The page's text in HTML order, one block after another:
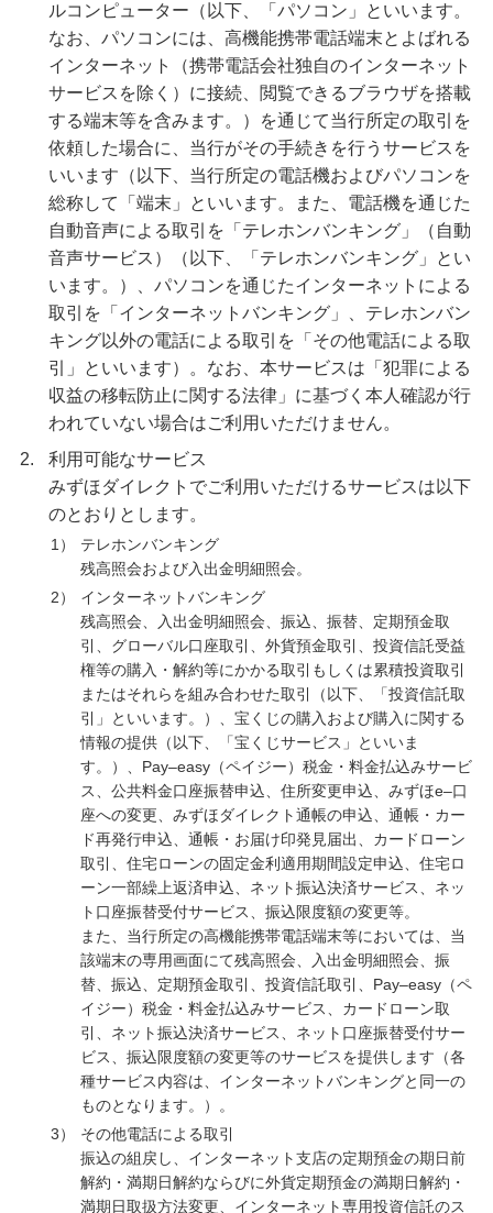
ルコンピューター（以下、「パソコン」といいます。
なお、パソコンには、高機能携帯電話端末とよばれる
インターネット（携帯電話会社独自のインターネット
サービスを除く）に接続、閲覧できるブラウザを搭載
する端末等を含みます。）を通じて当行所定の取引を
依頼した場合に、当行がその手続きを行うサービスを
いいます（以下、当行所定の電話機およびパソコンを
総称して「端末」といいます。また、電話機を通じた
自動音声による取引を「テレホンバンキング」（自動
音声サービス）（以下、「テレホンバンキング」とい
います。）、パソコンを通じたインターネットによる
取引を「インターネットバンキング」、テレホンバン
キング以外の電話による取引を「その他電話による取
引」といいます）。なお、本サービスは「犯罪による
収益の移転防止に関する法律」に基づく本人確認が行
われていない場合はご利用いただけません。
2.
利用可能なサービス
みずほダイレクトでご利用いただけるサービスは以下
のとおりとします。
1）
テレホンバンキング
残高照会および入出金明細照会。
2）
インターネットバンキング
残高照会、入出金明細照会、振込、振替、定期預金取
引、グローバル口座取引、外貨預金取引、投資信託受益
権等の購入・解約等にかかる取引もしくは累積投資取引
またはそれらを組み合わせた取引（以下、「投資信託取
引」といいます。）、宝くじの購入および購入に関する
情報の提供（以下、「宝くじサービス」といいま
す。）、Pay–easy（ペイジー）税金・料金払込みサービ
ス、公共料金口座振替申込、住所変更申込、みずほe–口
座への変更、みずほダイレクト通帳の申込、通帳・カー
ド再発行申込、通帳・お届け印発見届出、カードローン
取引、住宅ローンの固定金利適用期間設定申込、住宅ロ
ーン一部繰上返済申込、ネット振込決済サービス、ネッ
ト口座振替受付サービス、振込限度額の変更等。
また、当行所定の高機能携帯電話端末等においては、当
該端末の専用画面にて残高照会、入出金明細照会、振
替、振込、定期預金取引、投資信託取引、Pay–easy（ペ
イジー）税金・料金払込みサービス、カードローン取
引、ネット振込決済サービス、ネット口座振替受付サー
ビス、振込限度額の変更等のサービスを提供します（各
種サービス内容は、インターネットバンキングと同一の
ものとなります。）。
3）
その他電話による取引
振込の組戻し、インターネット支店の定期預金の期日前
解約・満期日解約ならびに外貨定期預金の満期日解約・
満期日取扱方法変更、インターネット専用投資信託のス